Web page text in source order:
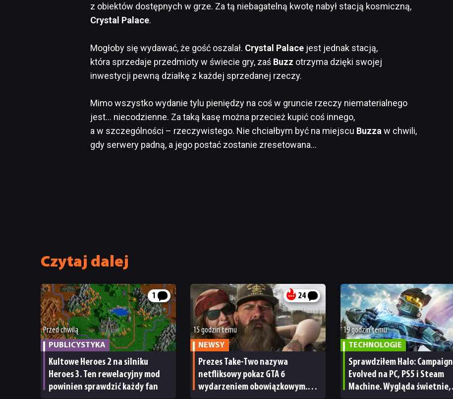
z obiektów dostępnych w grze. Za tą niebagatelną kwotę nabył stacją kosmiczną,
Crystal Palace.
Mogłoby się wydawać, że gość oszalał. Crystal Palace jest jednak stacją,
która sprzedaje przedmioty w świecie gry, zaś Buzz otrzyma dzięki swojej
inwestycji pewną działkę z każdej sprzedanej rzeczy.
Mimo wszystko wydanie tylu pieniędzy na coś w gruncie rzeczy niematerialnego
jest… niecodzienne. Za taką kasę można przecież kupić coś innego,
a w szczególności – rzeczywistego. Nie chciałbym być na miejscu Buzza w chwili,
gdy serwery padną, a jego postać zostanie zresetowana…
Czytaj dalej
1
Przed chwilą
PUBLICYSTYKA
Kultowe Heroes 2 na silniku
Heroes 3. Ten rewelacyjny mod
powinien sprawdzić każdy fan
24
15 godzin temu
NEWSY
Prezes Take-Two nazywa
netfliksowy pokaz GTA 6
wydarzeniem obowiązkowym.
19 godzin temu
TECHNOLOGIE
Sprawdziłem Halo: Campaign
Evolved na PC, PS5 i Steam
Machine. Wygląda świetnie,